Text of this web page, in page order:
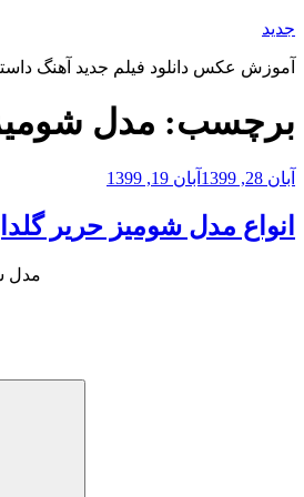
رفتن
محتوا
جدید
آموزش عکس دانلود فیلم جدید آهنگ داستان
برچسب: مدل
نوشته‌شده
آبان 28, 1399 آبان 19, 1399
انواع مدل شومیز حریر
مدل